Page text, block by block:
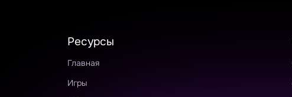
Ресурсы
Главная
Игры